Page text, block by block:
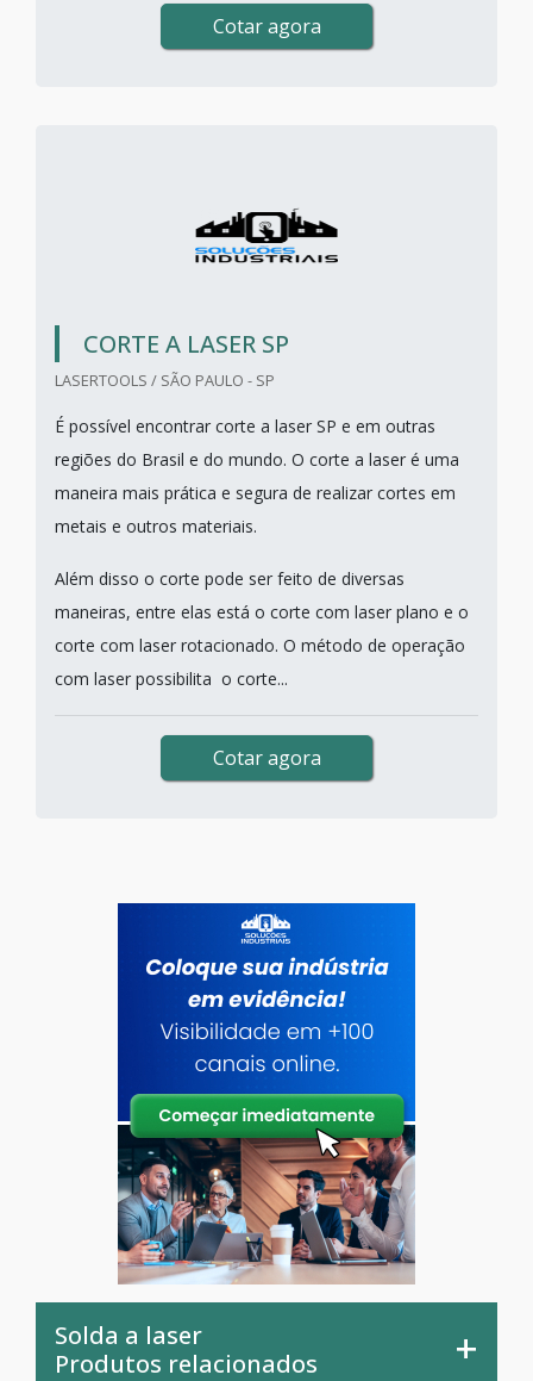
Cotar agora
CORTE A LASER SP
LASERTOOLS / SÃO PAULO - SP
É possível encontrar corte a laser SP e em outras
regiões do Brasil e do mundo. O corte a laser é uma
maneira mais prática e segura de realizar cortes em
metais e outros materiais.
Além disso o corte pode ser feito de diversas
maneiras, entre elas está o corte com laser plano e o
corte com laser rotacionado. O método de operação
com laser possibilita o corte...
Cotar agora
Solda a laser
Produtos relacionados